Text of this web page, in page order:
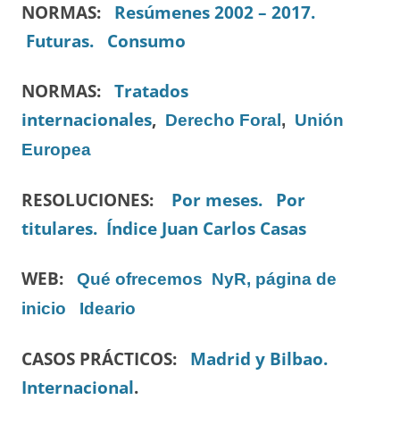
NORMAS: Resúmenes 2002 – 2017.
Futuras.
Consumo
NORMAS: Tratados
internacionales, Derecho Foral , Unión
Europea
RESOLUCIONES: Por meses.
Por
titulares. Índice Juan Carlos Casas
WEB: Qué ofrecemos NyR, página de
inicio
Ideario
CASOS PRÁCTICOS: Madrid y Bilbao.
Internacional.